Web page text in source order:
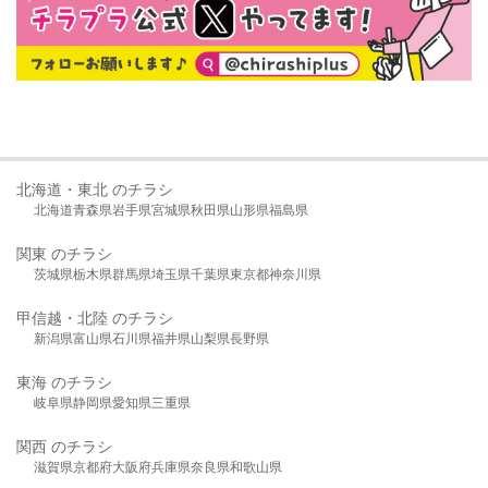
北海道・東北 のチラシ
北海道青森県岩手県宮城県秋田県山形県福島県
関東 のチラシ
茨城県栃木県群馬県埼玉県千葉県東京都神奈川県
甲信越・北陸 のチラシ
新潟県富山県石川県福井県山梨県長野県
東海 のチラシ
岐阜県静岡県愛知県三重県
関西 のチラシ
滋賀県京都府大阪府兵庫県奈良県和歌山県